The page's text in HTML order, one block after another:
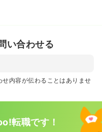
い合わせる
内容が伝わることはありませ
転職です！